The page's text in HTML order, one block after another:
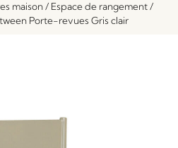
maison/ Espace de rangement/
Porte-revues Gris clair